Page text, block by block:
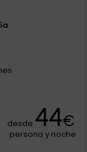
desde 44€
persona y noche